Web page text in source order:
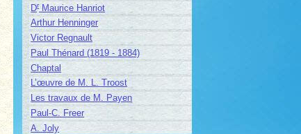
DrMaurice Hanriot
Arthur Henninger
Victor Regnault
Paul Thénard (1819 - 1884)
Chaptal
L’œuvre de M. L. Troost
Les travaux de M. Payen
Paul-C. Freer
A. Joly